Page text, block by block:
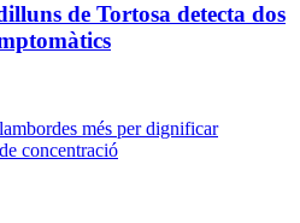
de Tortosa detecta dos